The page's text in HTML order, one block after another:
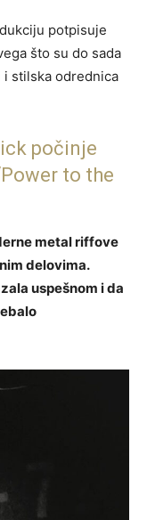
potpisuje
što su do sada
i stilska odrednica
počinje
to the
metal riffove
delovima.
uspešnom i da